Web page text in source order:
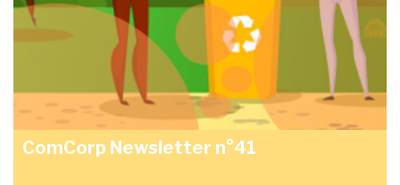
ComCorp Newsletter n°41